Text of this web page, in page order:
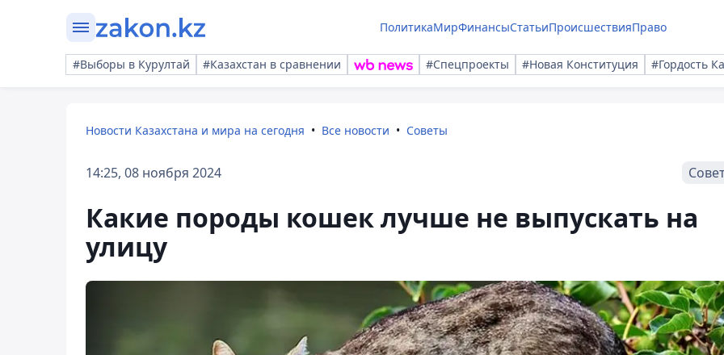
ПолитикаМирФинансыСтатьиПроисшествияПраво
#Выборы в Курултай #Казахстан в сравнении #Спецпроекты #Новая Конституция #Гордость
Новости Казахстана и мира на сегодня Все новости Советы
14:25, 08 ноября 2024
Какие породы кошек лучше не выпускать на
улицу